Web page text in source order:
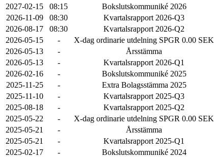
2027-02-15
08:15
Bokslutskommuniké 2026
2026-11-09
08:30
Kvartalsrapport 2026-Q3
2026-08-17
08:30
Kvartalsrapport 2026-Q2
2026-05-15
-
X-dag ordinarie utdelning SPGR 0.00 SEK
2026-05-13
-
Årsstämma
2026-05-13
-
Kvartalsrapport 2026-Q1
2026-02-16
-
Bokslutskommuniké 2025
2025-11-25
-
Extra Bolagsstämma 2025
2025-11-10
-
Kvartalsrapport 2025-Q3
2025-08-18
-
Kvartalsrapport 2025-Q2
2025-05-22
-
X-dag ordinarie utdelning SPGR 0.00 SEK
2025-05-21
-
Årsstämma
2025-05-21
-
Kvartalsrapport 2025-Q1
2025-02-17
-
Bokslutskommuniké 2024